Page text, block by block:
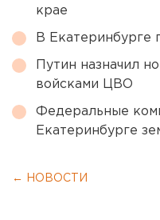
крае
В Екатеринбурге
Путин назначил
войсками ЦВО
Федеральные
Екатеринбурге
← НОВОСТИ